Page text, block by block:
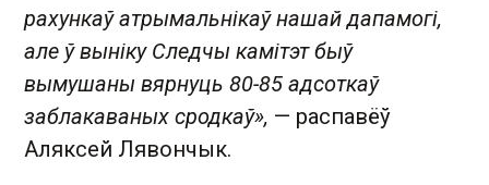
рахункаў атрымальнікаў нашай дапамогі,
але ў выніку Следчы камітэт быў
вымушаны вярнуць 80-85 адсоткаў
заблакаваных сродкаў», — распавёў
Аляксей Лявончык.